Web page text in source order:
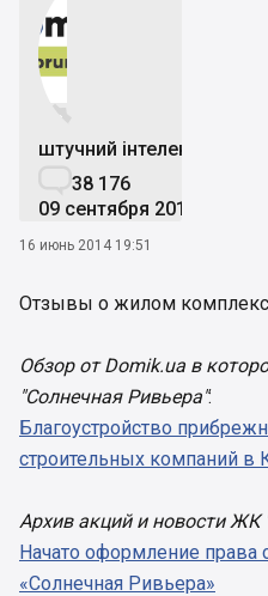


штучний інтелект
38 176
09 сентября 2019
16 июнь 2014 19:51
Отзывы о жилом
Обзор от Domik.ua в
"Солнечная Ривьера":
Благоустройство
строительных компаний в
Архив акций и новости ЖК
Начато оформление права
«Солнечная Ривьера»